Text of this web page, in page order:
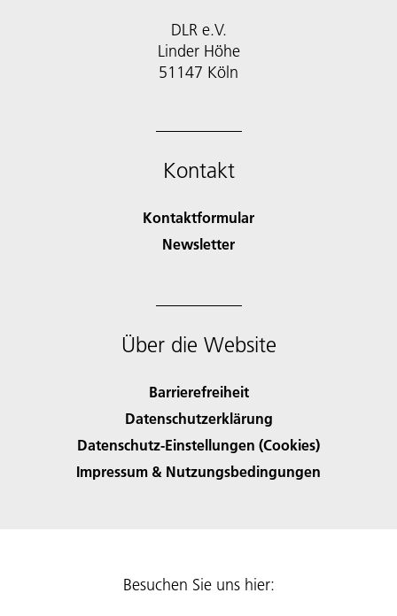
DLR e.V.
Linder Höhe
51147 Köln
Kontakt
Kontaktformular
Newsletter
Über die Website
Barrierefreiheit
Datenschutzerklärung
Datenschutz-Einstellungen (Cookies)
Impressum & Nutzungsbedingungen
Besuchen Sie uns hier: